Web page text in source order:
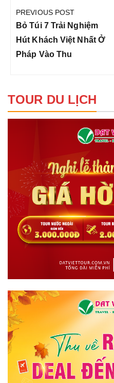
hướng
bài
viết
PREVIOUS POST
Previous
Post:
Bỏ Túi 7 Trải Nghiệm
Hút Khách Việt Nhất Ở
Pháp Vào Thu
TOUR DU LỊCH